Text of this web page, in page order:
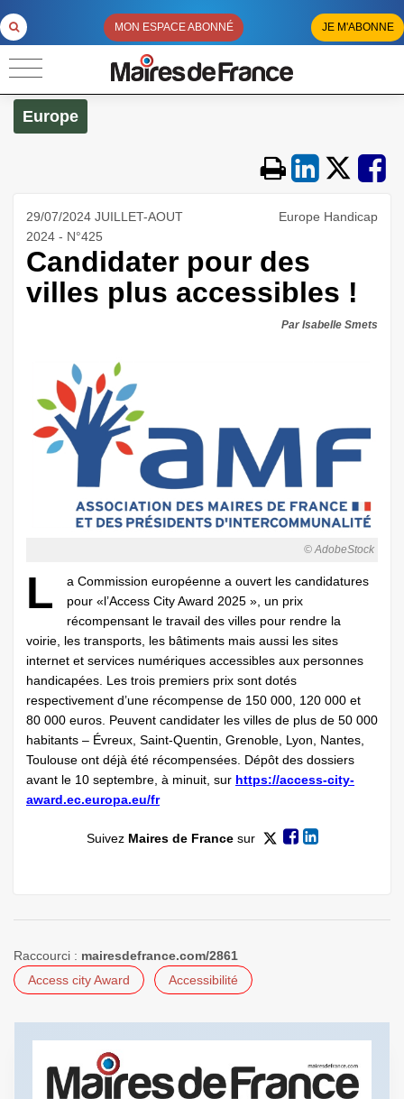
MON ESPACE ABONNÉ JE M'ABONNE
Europe
29/07/2024 JUILLET-AOUT
2024 - N°425
Europe Handicap
Candidater pour des
villes plus accessibles !
Par Isabelle Smets
© AdobeStock
L
a Commission européenne a ouvert les candidatures
pour «l’Access City Award 2025 », un prix
récompensant le travail des villes pour rendre la
voirie, les transports, les bâtiments mais aussi les sites
internet et services numériques accessibles aux personnes
handicapées. Les trois premiers prix sont dotés
respectivement d’une récompense de 150 000, 120 000 et
80 000 euros. Peuvent candidater les villes de plus de 50 000
habitants – Évreux, Saint-Quentin, Grenoble, Lyon, Nantes,
Toulouse ont déjà été récompensées. Dépôt des dossiers
avant le 10 septembre, à minuit, sur https://access-city-
award.ec.europa.eu/fr
Suivez Maires de Francesur
Raccourci : mairesdefrance.com/2861
Access city Award
Accessibilité